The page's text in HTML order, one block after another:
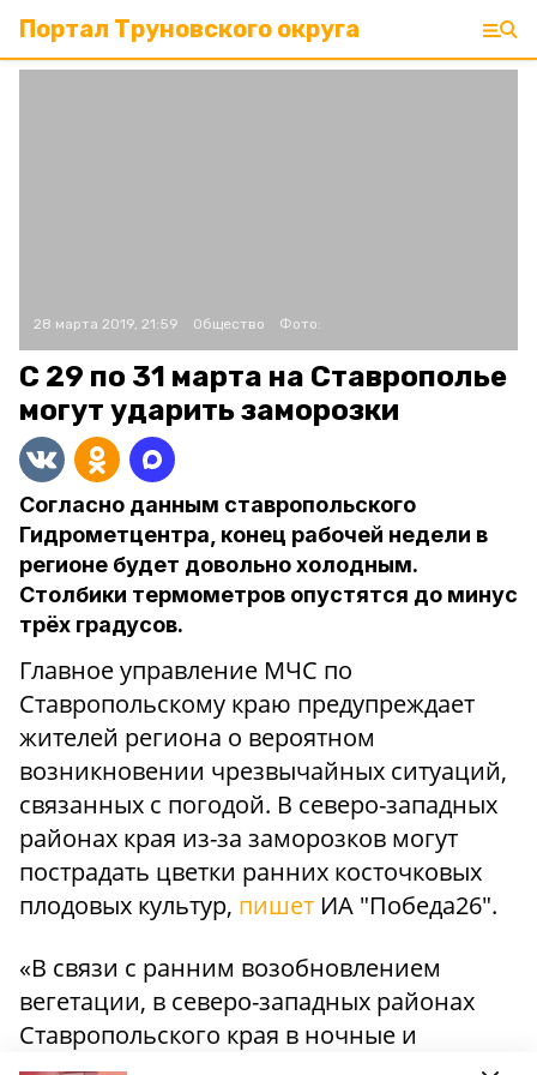
Портал Труновского округа
28 марта 2019, 21:59 Общество Фото:
С 29 по 31 марта на Ставрополье
могут ударить заморозки
Согласно данным ставропольского
Гидрометцентра, конец рабочей недели в
регионе будет довольно холодным.
Столбики термометров опустятся до минус
трёх градусов.
Главное управление МЧС по
Ставропольскому краю предупреждает
жителей региона о вероятном
возникновении чрезвычайных ситуаций,
связанных с погодой. В северо-западных
районах края из-за заморозков могут
пострадать цветки ранних косточковых
плодовых культур, пишет ИА "Победа26".
«В связи с ранним возобновлением
вегетации, в северо-западных районах
Ставропольского края в ночные и
утренние часы ожидаются заморозки в